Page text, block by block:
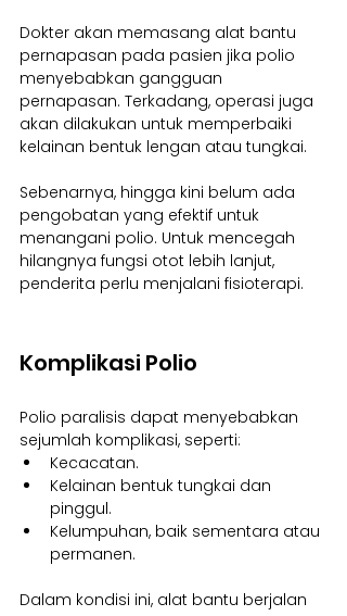
Dokter akan memasang alat bantu
pernapasan pada pasien jika polio
menyebabkan gangguan
pernapasan. Terkadang, operasi juga
akan dilakukan untuk memperbaiki
kelainan bentuk lengan atau tungkai.
Sebenarnya, hingga kini belum ada
pengobatan yang efektif untuk
menangani polio. Untuk mencegah
hilangnya fungsi otot lebih lanjut,
penderita perlu menjalani fisioterapi.
Komplikasi Polio
Polio paralisis dapat menyebabkan
sejumlah komplikasi, seperti:
Kecacatan.
Kelainan bentuk tungkai dan
pinggul.
Kelumpuhan, baik sementara atau
permanen.
Dalam kondisi ini, alat bantu berjalan